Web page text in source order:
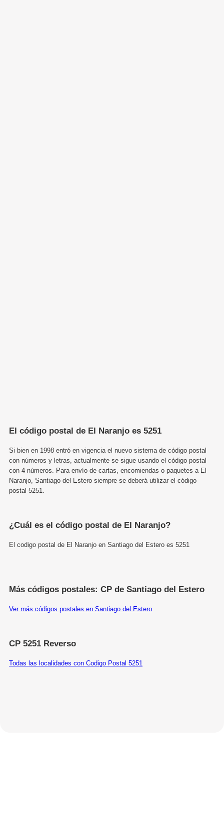
El código postal de El Naranjo es 5251
Si bien en 1998 entró en vigencia el nuevo sistema de código postal
con números y letras, actualmente se sigue usando el código postal
con 4 números. Para envío de cartas, encomiendas o paquetes a El
Naranjo, Santiago del Estero siempre se deberá utilizar el código
postal 5251.
¿Cuál es el código postal de El Naranjo?
El codigo postal de El Naranjo en Santiago del Estero es 5251
Más códigos postales: CP de Santiago del Estero
Ver más códigos postales en Santiago del Estero
CP 5251 Reverso
Todas las localidades con Codigo Postal 5251